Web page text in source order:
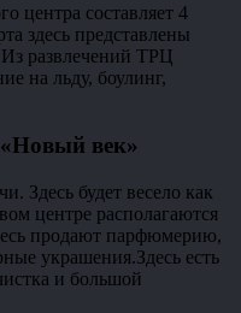
центра составляет 4
здесь представлены
развлечений ТРЦ
на льду, боулинг,
век»
Здесь будет весело как
центре располагаются
продают парфюмерию,
украшения.Здесь есть
и большой